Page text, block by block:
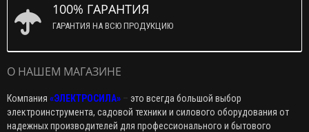
100% ГАРАНТИЯ
ГАРАНТИЯ НА ВСЮ ПРОДУКЦИЮ
О НАШЕМ МАГАЗИНЕ
Компания «ЭЛЕКТРОСИЛА» – это всегда большой выбор
электроинструмента, садовой техники и силового оборудования от
надежных производителей для профессионального и бытового